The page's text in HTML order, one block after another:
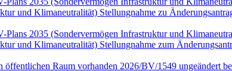
und Klimaneutralität) Stellungnahme zu
2035 (Sondervermögen Infrastruktur und
und Klimaneutralität) Stellungnahme zum
Raum vorhanden 2026/BV/1549 ungeändert